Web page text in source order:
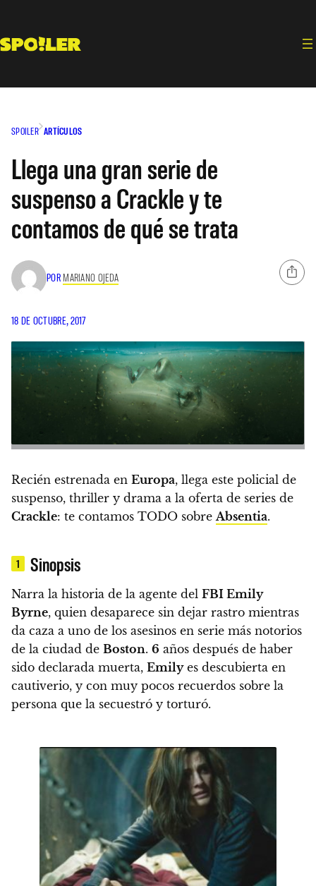
contenido
SPOILER ARTÍCULOS
Llega una gran serie de
suspenso a Crackle y te
contamos de qué se trata
POR MARIANO OJEDA
18 DE OCTUBRE, 2017
Recién estrenada en Europa, llega este policial de
suspenso, thriller y drama a la oferta de series de
Crackle: te contamos TODO sobre Absentia.
1 Sinopsis
Narra la historia de la agente del FBI Emily
Byrne, quien desaparece sin dejar rastro mientras
da caza a uno de los asesinos en serie más notorios
de la ciudad de Boston. 6 años después de haber
sido declarada muerta, Emilyes descubierta en
cautiverio, y con muy pocos recuerdos sobre la
persona que la secuestró y torturó.